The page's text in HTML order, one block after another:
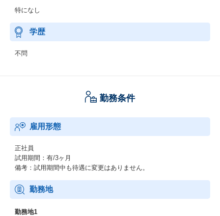
特になし
学歴
不問
勤務条件
雇用形態
正社員
試用期間：有/3ヶ月
備考：試用期間中も待遇に変更はありません。
勤務地
勤務地1